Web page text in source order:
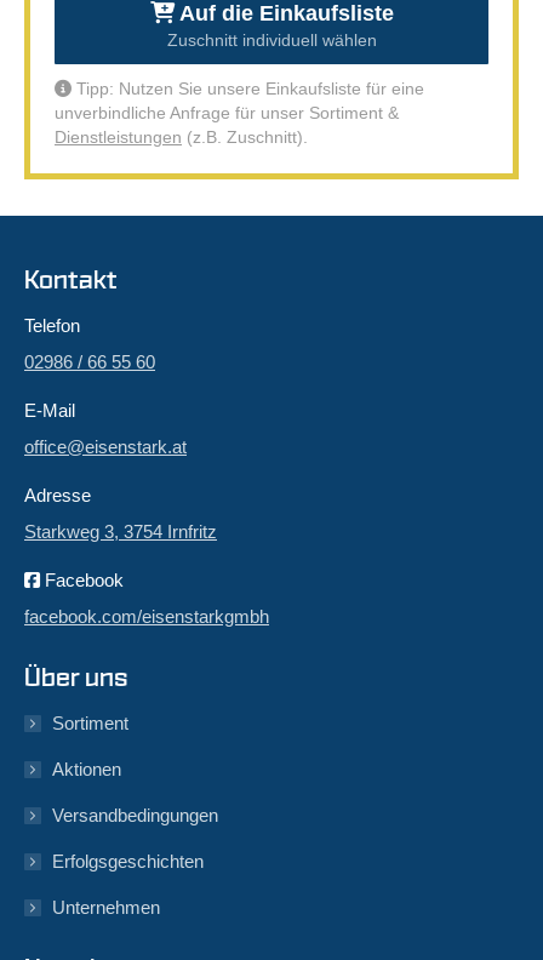
Auf die Einkaufsliste
Zuschnitt individuell wählen
Tipp: Nutzen Sie unsere Einkaufsliste für eine
unverbindliche Anfrage für unser Sortiment &
Dienstleistungen (z.B. Zuschnitt).
Kontakt
Telefon
02986 / 66 55 60
E-Mail
office@eisenstark.at
Adresse
Starkweg 3, 3754 Irnfritz
Facebook
facebook.com/eisenstarkgmbh
Über uns
Sortiment
Aktionen
Versandbedingungen
Erfolgsgeschichten
Unternehmen